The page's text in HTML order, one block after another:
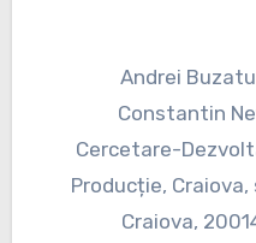
Andrei Buzatu, Vasile Iosifescu,
Constantin
Cercetare-
Producție, Craiova,
Craiova,